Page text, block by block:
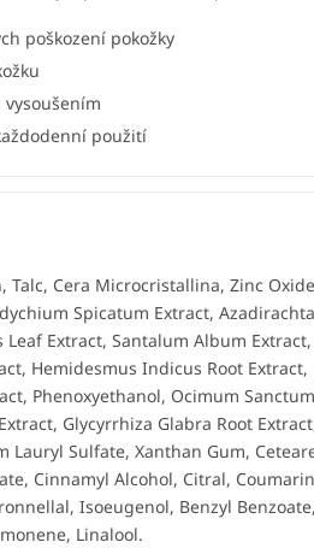
poškození pokožky
použití
Cera Microcristallina, Zinc
Spicatum Extract,
Leaf Extract, Santalum Album Extract,
Hemidesmus Indicus Root Extract,
Phenoxyethanol, Ocimum
Glycyrrhiza Glabra Root
Lauryl Sulfate, Xanthan Gum,
Cinnamyl Alcohol, Citral,
Isoeugenol, Benzyl Benzoate,
Linalool.